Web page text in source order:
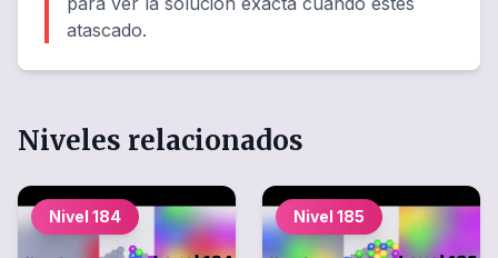
atascado.
Niveles relacionados
Nivel 184 Nivel 185